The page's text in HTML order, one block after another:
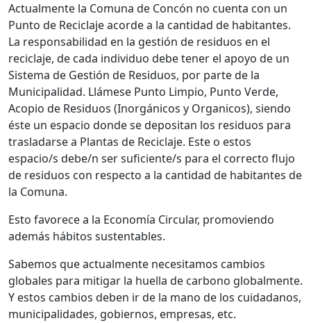
Actualmente la Comuna de Concón no cuenta con un
Punto de Reciclaje acorde a la cantidad de habitantes.
La responsabilidad en la gestión de residuos en el
reciclaje, de cada individuo debe tener el apoyo de un
Sistema de Gestión de Residuos, por parte de la
Municipalidad. Llámese Punto Limpio, Punto Verde,
Acopio de Residuos (Inorgánicos y Organicos), siendo
éste un espacio donde se depositan los residuos para
trasladarse a Plantas de Reciclaje. Este o estos
espacio/s debe/n ser suficiente/s para el correcto flujo
de residuos con respecto a la cantidad de habitantes de
la Comuna.
Esto favorece a la Economía Circular, promoviendo
además hábitos sustentables.
Sabemos que actualmente necesitamos cambios
globales para mitigar la huella de carbono globalmente.
Y estos cambios deben ir de la mano de los cuidadanos,
municipalidades, gobiernos, empresas, etc.